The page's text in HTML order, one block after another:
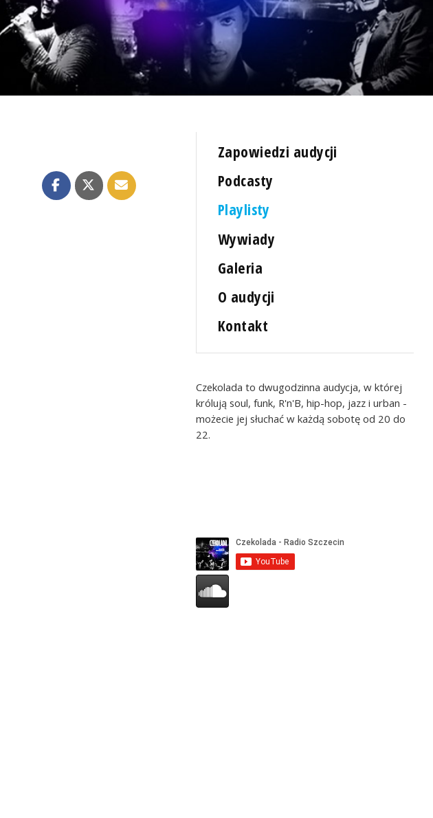
Zapowiedzi audycji
Podcasty
Playlisty
Wywiady
Galeria
O audycji
Kontakt
Czekolada to dwugodzinna audycja, w której
królują soul, funk, R'n'B, hip-hop, jazz i urban -
możecie jej słuchać w każdą sobotę od 20 do
22.